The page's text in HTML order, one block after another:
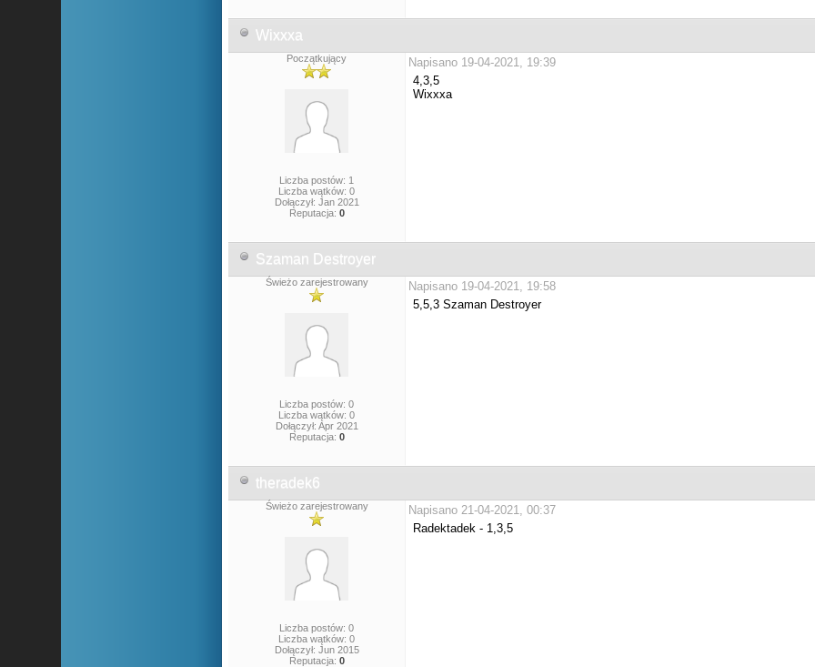
Wixxxa
Początkujący
Liczba postów: 1
Liczba wątków: 0
Dołączył: Jan 2021
Reputacja: 0
Napisano 19-04-2021, 19:39
4,3,5
Wixxxa
Szaman Destroyer
Świeżo zarejestrowany
Liczba postów: 0
Liczba wątków: 0
Dołączył: Apr 2021
Reputacja: 0
Napisano 19-04-2021, 19:58
5,5,3 Szaman Destroyer
theradek6
Świeżo zarejestrowany
Liczba postów: 0
Liczba wątków: 0
Dołączył: Jun 2015
Reputacja: 0
Napisano 21-04-2021, 00:37
Radektadek - 1,3,5